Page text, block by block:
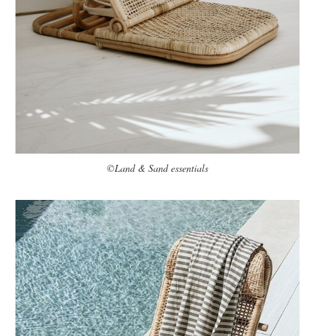
©Land & Sand essentials